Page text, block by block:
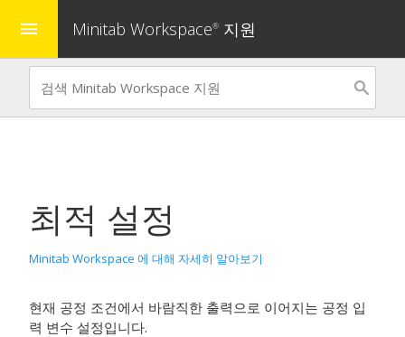
menu Minitab Workspace® 지원
최적 설정
Minitab Workspace 에 대해 자세히 알아보기
현재 공정 조건에서 바람직한 출력으로 이어지는 공정 입
력 변수 설정입니다.